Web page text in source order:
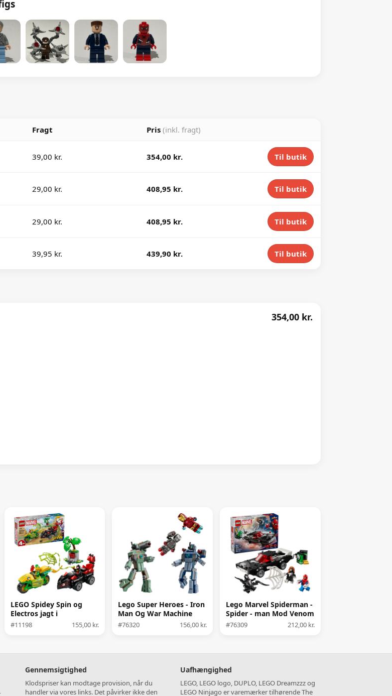
Fragt Pris (inkl. fragt)
39,00 kr. 354,00 kr. Til butik
29,00 kr. 408,95 kr. Til butik
29,00 kr. 408,95 kr. Til butik
39,95 kr. 439,90 kr. Til butik
354,00 kr.
LEGO Spidey Spin og
Electros jagt i
dinosaurkøretøjer
#11198 155,00 kr.
Lego Super Heroes - Iron
Man Og War Machine
Mod Hammer - droner
#76320 156,00 kr.
Lego Marvel Spiderman -
Spider - man Mod Venom
Muskelbil
#76309 212,00 kr.
Gennemsigtighed
Klodspriser kan modtage provision, når du
handler via vores links. Det påvirker ikke den
Uafhængighed
LEGO, LEGO logo, DUPLO, LEGO Dreamzzz og
LEGO Ninjago er varemærker tilhørende The